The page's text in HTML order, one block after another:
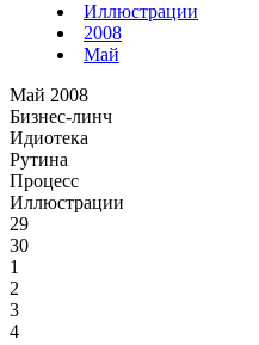
Иллюстрации
2008
Май
Май 2008
Бизнес-линч
Идиотека
Рутина
Процесс
Иллюстрации
29
30
1
2
3
4